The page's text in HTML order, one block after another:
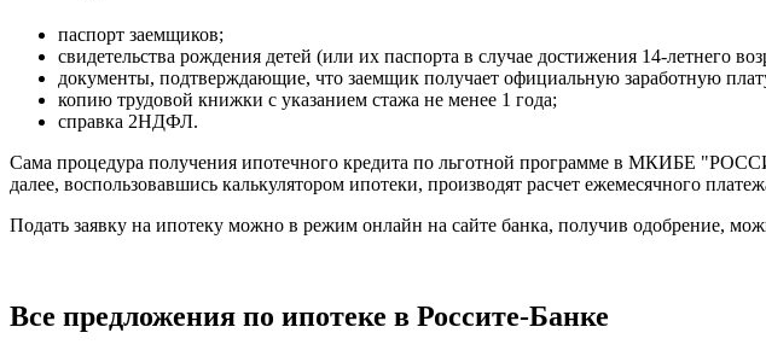
паспорт заемщиков;
свидетельства рождения детей (или их паспорта в случае достижения 14-летнего
документы, подтверждающие, что заемщик получает официальную заработную
копию трудовой книжки с указанием стажа не менее 1 года;
справка 2НДФЛ.
Сама процедура получения ипотечного кредита по льготной программе в МКИБЕ
далее, воспользовавшись калькулятором ипотеки, производят расчет ежемесячного
Подать заявку на ипотеку можно в режим онлайн на сайте банка, получив одобрение,
Все предложения по ипотеке в Россите-Банке